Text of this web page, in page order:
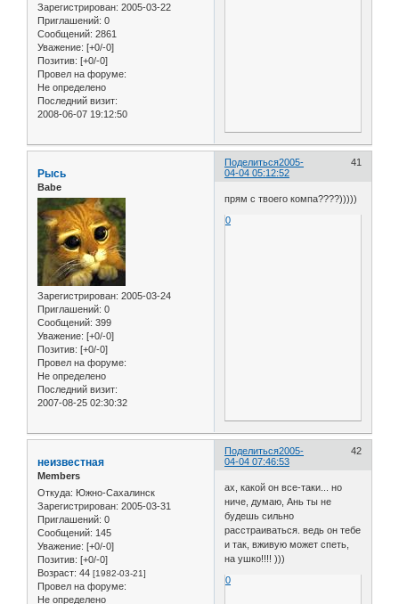
Зарегистрирован: 2005-03-22
Приглашений: 0
Сообщений: 2861
Уважение: [+0/-0]
Позитив: [+0/-0]
Провел на форуме:
Не определено
Последний визит:
2008-06-07 19:12:50
Поделиться 41
2005-
04-04 05:12:52
Рысь
Babe
Зарегистрирован: 2005-03-24
Приглашений: 0
Сообщений: 399
Уважение: [+0/-0]
Позитив: [+0/-0]
Провел на форуме:
Не определено
Последний визит:
2007-08-25 02:30:32
прям с твоего компа????)))))
0
Поделиться 42
2005-
04-04 07:46:53
неизвестная
Members
Откуда: Южно-Сахалинск
Зарегистрирован: 2005-03-31
Приглашений: 0
Сообщений: 145
Уважение: [+0/-0]
Позитив: [+0/-0]
Возраст: 44 [1982-03-21]
Провел на форуме:
Не определено
ах, какой он все-таки... но
ниче, думаю, Ань ты не
будешь сильно
расстраиваться. ведь он тебе
и так, вживую может спеть,
на ушко!!!! )))
0